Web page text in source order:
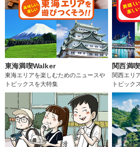
東海満喫Walker
東海エリアを楽しむためのニュースや
トピックスを大特集
関西満
関西エリ
トピック